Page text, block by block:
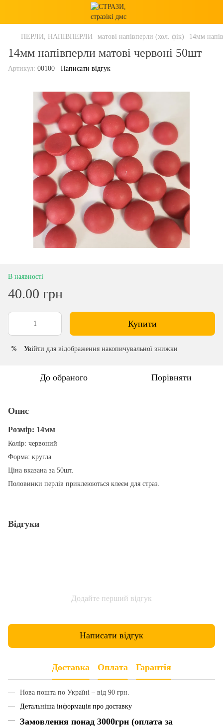
ПЕРЛИ, НАПІВПЕРЛИ матові напівперли (хол. фік) 14мм
14мм напівперли матові червоні 50шт
Артикул: 00100 Написати відгук
В наявності
40.00 грн
Купити
% Увійти для відображення накопичувальної знижки
До обраного Порівняти
Опис
Розмір: 14мм
Колір: червоний
Форма: кругла
Ціна вказана за 50шт.
Половинки перлів приклеюються клеєм для страз.
Відгуки
Додайте перший відгук
Написати відгук
Доставка Оплата Гарантія
Нова пошта по Україні – від 90 грн.
Детальніша інформація про доставку
Замовлення понад 3000грн (оплата за